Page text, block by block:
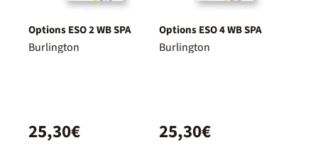
Options ESO 2 WB SPA
Burlington
25,30€
Options ESO 4 WB SPA
Burlington
25,30€